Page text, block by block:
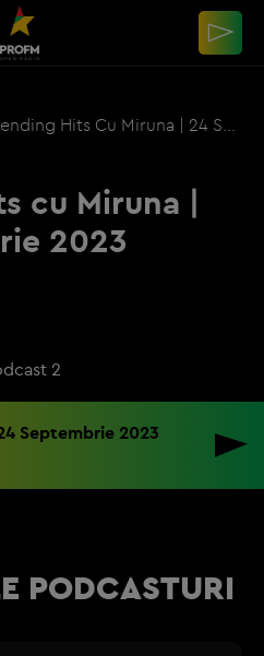
Hits Cu Miruna | 24 Septembrie 2023
cu Miruna |
2023
Septembrie 2023
PODCASTURI